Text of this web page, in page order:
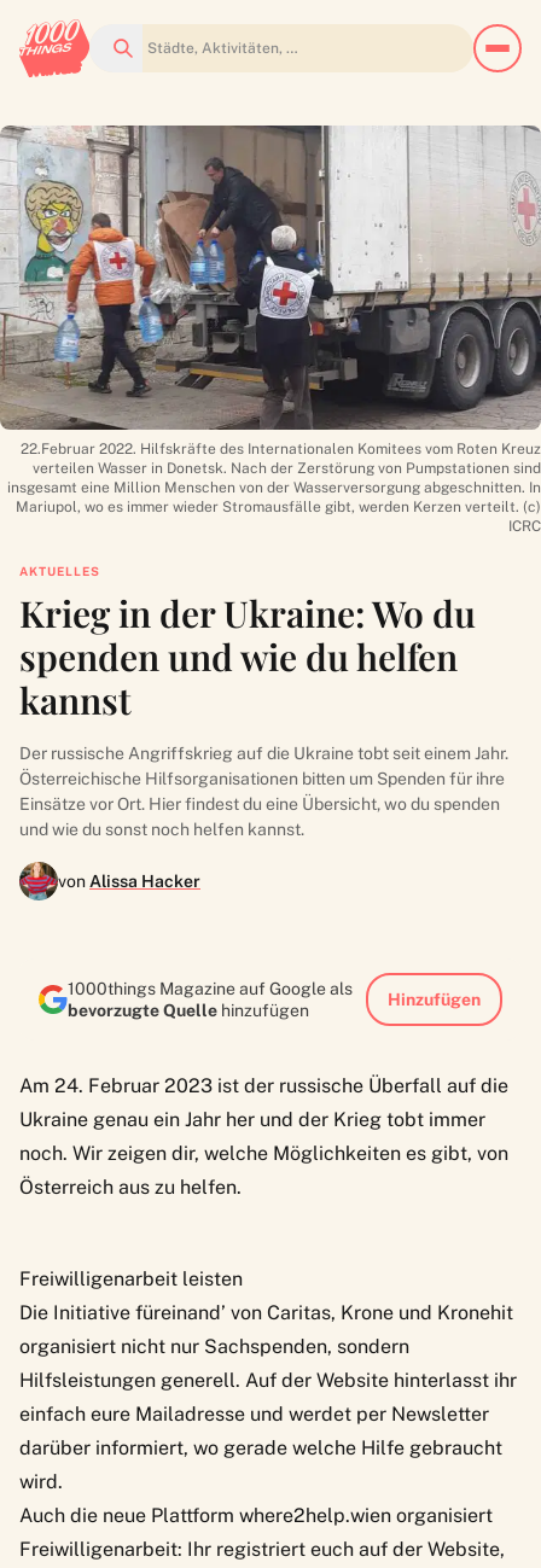
Suchen
22.Februar 2022. Hilfskräfte des Internationalen Komitees vom Roten Kreuz
verteilen Wasser in Donetsk. Nach der Zerstörung von Pumpstationen sind
insgesamt eine Million Menschen von der Wasserversorgung abgeschnitten. In
Mariupol, wo es immer wieder Stromausfälle gibt, werden Kerzen verteilt. (c)
ICRC
AKTUELLES
Krieg in der Ukraine: Wo du
spenden und wie du helfen
kannst
Der russische Angriffskrieg auf die Ukraine tobt seit einem Jahr.
Österreichische Hilfsorganisationen bitten um Spenden für ihre
Einsätze vor Ort. Hier findest du eine Übersicht, wo du spenden
und wie du sonst noch helfen kannst.
von Alissa Hacker
1000things Magazine auf Google als
bevorzugte Quelle hinzufügen
Hinzufügen
Am 24. Februar 2023 ist der russische Überfall auf die
Ukraine genau ein Jahr her und der Krieg tobt immer
noch. Wir zeigen dir, welche Möglichkeiten es gibt, von
Österreich aus zu helfen.
Freiwilligenarbeit leisten
Die Initiative füreinand’ von Caritas, Krone und Kronehit
organisiert nicht nur Sachspenden, sondern
Hilfsleistungen generell. Auf der Website hinterlasst ihr
einfach eure Mailadresse und werdet per Newsletter
darüber informiert, wo gerade welche Hilfe gebraucht
wird.
Auch die neue Plattform where2help.wien organisiert
Freiwilligenarbeit: Ihr registriert euch auf der Website,